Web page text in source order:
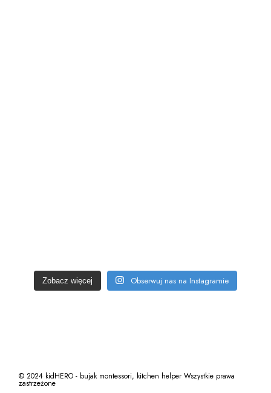
Zobacz więcej Obserwuj nas na Instagramie
© 2024 kidHERO - bujak montessori, kitchen helper Wszystkie prawa
zastrzeżone